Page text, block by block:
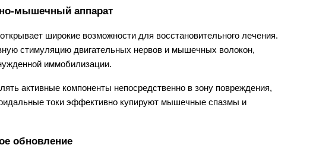
мышечный аппарат
широкие возможности для восстановительного лечения.
стимуляцию двигательных нервов и мышечных волокон,
иммобилизации.
активные компоненты непосредственно в зону повреждения,
токи эффективно купируют мышечные спазмы и
обновление